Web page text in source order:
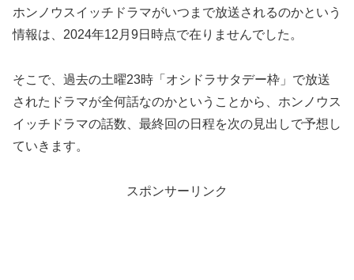
ホンノウスイッチドラマがいつまで放送されるのかという
情報は、2024年12月9日時点で在りませんでした。
そこで、過去の土曜23時「オシドラサタデー枠」で放送
されたドラマが全何話なのかということから、ホンノウス
イッチドラマの話数、最終回の日程を次の見出しで予想し
ていきます。
スポンサーリンク